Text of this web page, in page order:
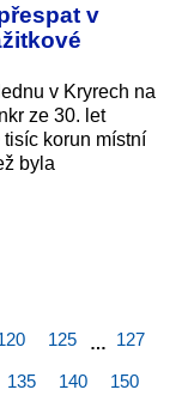
v
v Kryrech na
ze 30. let
korun místní
byla
125 … 127
135 140
150